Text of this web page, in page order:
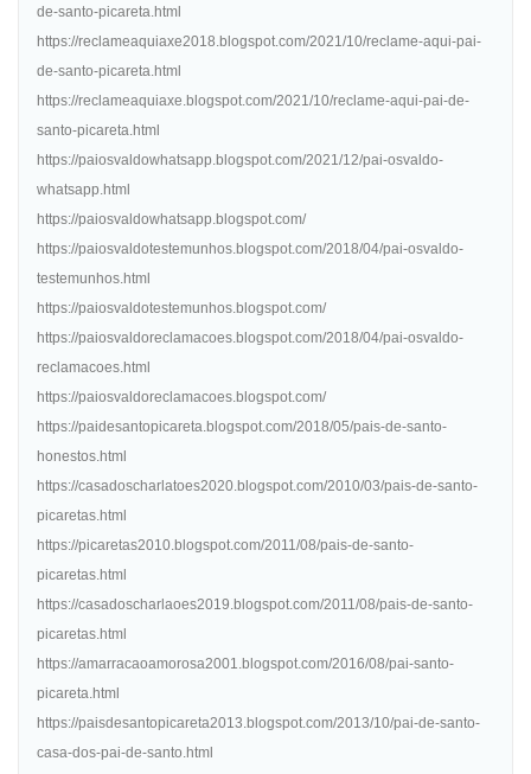
de-santo-picareta.html
https://reclameaquiaxe2018.blogspot.com/2021/10/reclame-aqui-pai-
de-santo-picareta.html
https://reclameaquiaxe.blogspot.com/2021/10/reclame-aqui-pai-de-
santo-picareta.html
https://paiosvaldowhatsapp.blogspot.com/2021/12/pai-osvaldo-
whatsapp.html
https://paiosvaldowhatsapp.blogspot.com/
https://paiosvaldotestemunhos.blogspot.com/2018/04/pai-osvaldo-
testemunhos.html
https://paiosvaldotestemunhos.blogspot.com/
https://paiosvaldoreclamacoes.blogspot.com/2018/04/pai-osvaldo-
reclamacoes.html
https://paiosvaldoreclamacoes.blogspot.com/
https://paidesantopicareta.blogspot.com/2018/05/pais-de-santo-
honestos.html
https://casadoscharlatoes2020.blogspot.com/2010/03/pais-de-santo-
picaretas.html
https://picaretas2010.blogspot.com/2011/08/pais-de-santo-
picaretas.html
https://casadoscharlaoes2019.blogspot.com/2011/08/pais-de-santo-
picaretas.html
https://amarracaoamorosa2001.blogspot.com/2016/08/pai-santo-
picareta.html
https://paisdesantopicareta2013.blogspot.com/2013/10/pai-de-santo-
casa-dos-pai-de-santo.html